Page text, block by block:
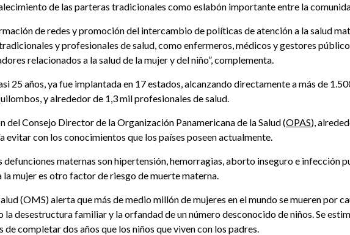
de las parteras tradicionales como eslabón importante entre la
de redes y promoción del intercambio de políticas de atención a la salud
y profesionales de salud, como enfermeros, médicos y gestores
relacionados a la salud de la mujer y del niño”, complementa.
25 años, ya fue implantada en 17 estados, alcanzando directamente a más de
y alrededor de 1,3 mil profesionales de salud.
del Consejo Director de la Organización Panamericana de la Salud (OPAS),
evitar con los conocimientos que los países poseen actualmente.
defunciones maternas son hipertensión, hemorragias, aborto inseguro e infección
mujer es otro factor de riesgo de muerte materna.
(OMS) alerta que más de medio millón de mujeres en el mundo se mueren por
la desestructura familiar y la orfandad de un número desconocido de niños. Se
completar dos años que los niños que viven con los padres.